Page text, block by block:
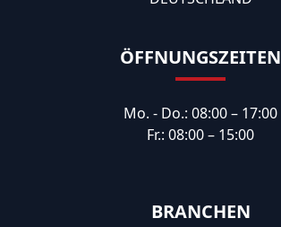
ÖFFNUNGSZEITEN
Mo. - Do.: 08:00 – 17:00
Fr.: 08:00 – 15:00
BRANCHEN